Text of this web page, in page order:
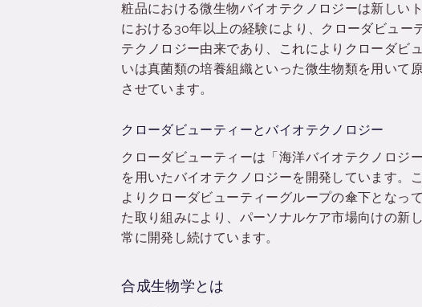
粧品における微生物バイオテクノロジーは新しい
における30年以上の経験により、クローダビュ
テクノロジー由来であり、これによりクローダビ
いは真菌類の培養組織といった微生物類を用いて
させています。
クローダビューティーとバイオテクノロジー
クローダビューティーは「海洋バイオテクノロジ
を用いたバイオテクノロジーを開発しています
よりクローダビューティーグループの傘下となっ
た取り組みにより、パーソナルケア市場向けの新
常に開発し続けています。
合成生物学とは